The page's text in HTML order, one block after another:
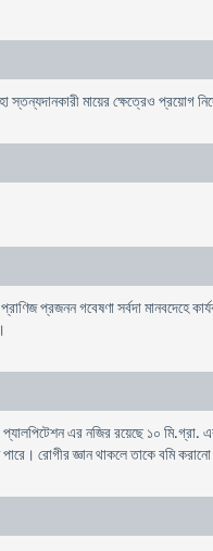
স্তন্যদানকারী মায়ের ক্ষেত্রেও প্রয়ােগ
প্রজনন গবেষণা সর্বদা মানবদেহে
প্যালপিটেশন এর নজির রয়েছে ১০
রােগীর জ্ঞান থাকলে তাকে বমি করানাে